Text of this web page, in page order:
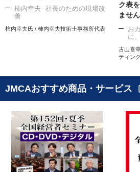
柿内幸夫─社長のための現場改
善
柿内幸夫氏 / 柿内幸夫技術士事務所代表
ク表
ませ
お
に
古山喜
ティン
JMCAおすすめ商品・サービス